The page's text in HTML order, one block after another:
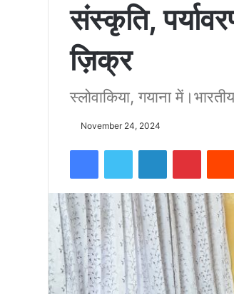
जगाने
को
15500
उंची
चोटी
पर
संस्कृति,
ज़िक्र
स्लोवाकिया, गयाना
November 24, 2024